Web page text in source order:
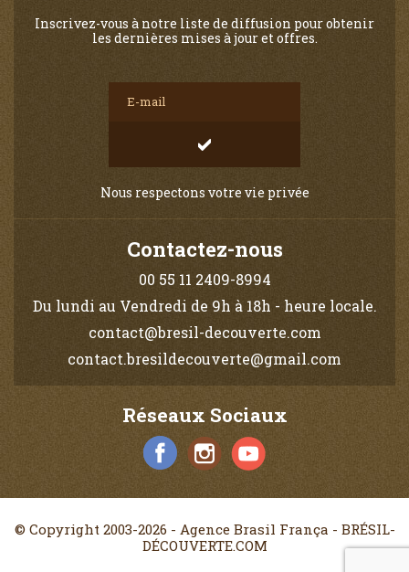
Inscrivez-vous à notre liste de diffusion pour obtenir
les dernières mises à jour et offres.
Nous respectons votre vie privée
Contactez-nous
00 55 11 2409-8994
Du lundi au Vendredi de 9h à 18h - heure locale.
contact@bresil-decouverte.com
contact.bresildecouverte@gmail.com
Réseaux Sociaux
© Copyright 2003-2026 - Agence Brasil França - BRÉSIL-
DÉCOUVERTE.COM